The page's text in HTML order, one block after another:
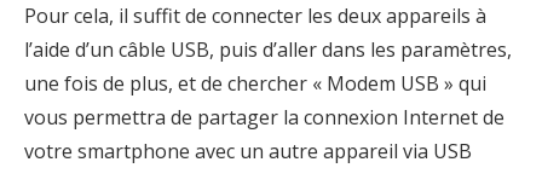
Pour cela, il suffit de connecter les deux appareils à
l’aide d’un câble USB, puis d’aller dans les paramètres,
une fois de plus, et de chercher « Modem USB » qui
vous permettra de partager la connexion Internet de
votre smartphone avec un autre appareil via USB